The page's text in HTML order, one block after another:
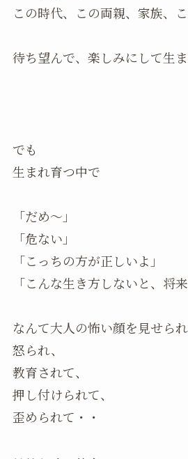
この時代、この両親、家族、
待ち望んで、楽しみにして生ま
でも
生まれ育つ中で
「だめ〜」
「危ない」
「こっちの方が正しいよ」
「こんな生き方しないと、将来
なんて大人の怖い顔を見せられ
怒られ、
教育されて、
押し付けられて、
歪められて・・